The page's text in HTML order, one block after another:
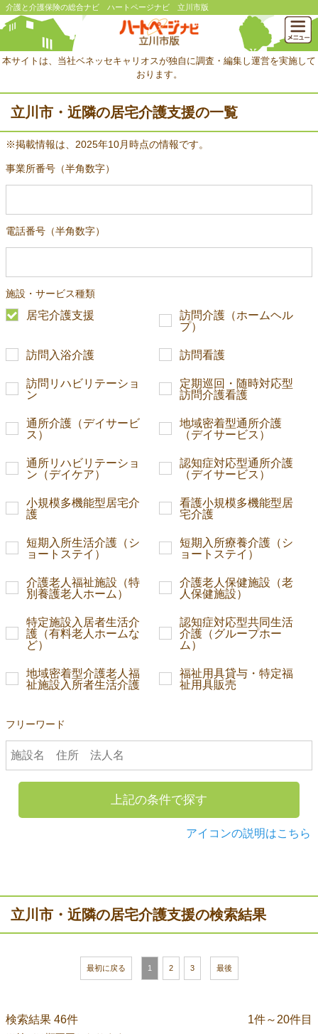
介護と介護保険の総合ナビ ハートページナビ 立川市版
本サイトは、当社ベネッセキャリオスが独自に調査・編集し運営を実施して
おります。
立川市・近隣の居宅介護支援の一覧
※掲載情報は、2025年10月時点の情報です。
事業所番号（半角数字）
電話番号（半角数字）
施設・サービス種類
居宅介護支援
訪問介護（ホームヘル
プ）
訪問入浴介護 訪問看護
訪問リハビリテーショ
ン
定期巡回・随時対応型
訪問介護看護
通所介護（デイサービ
ス）
地域密着型通所介護
（デイサービス）
通所リハビリテーショ
ン（デイケア）
認知症対応型通所介護
（デイサービス）
小規模多機能型居宅介
護
看護小規模多機能型居
宅介護
短期入所生活介護（シ
ョートステイ）
短期入所療養介護（シ
ョートステイ）
介護老人福祉施設（特
別養護老人ホーム）
介護老人保健施設（老
人保健施設）
特定施設入居者生活介
護（有料老人ホームな
ど）
認知症対応型共同生活
介護（グループホー
ム）
地域密着型介護老人福
祉施設入所者生活介護
福祉用具貸与・特定福
祉用具販売
フリーワード
上記の条件で探す
アイコンの説明はこちら
立川市・近隣の居宅介護支援の検索結果
最初に戻る 1 2 3 最後
検索結果 46件 1件～20件目